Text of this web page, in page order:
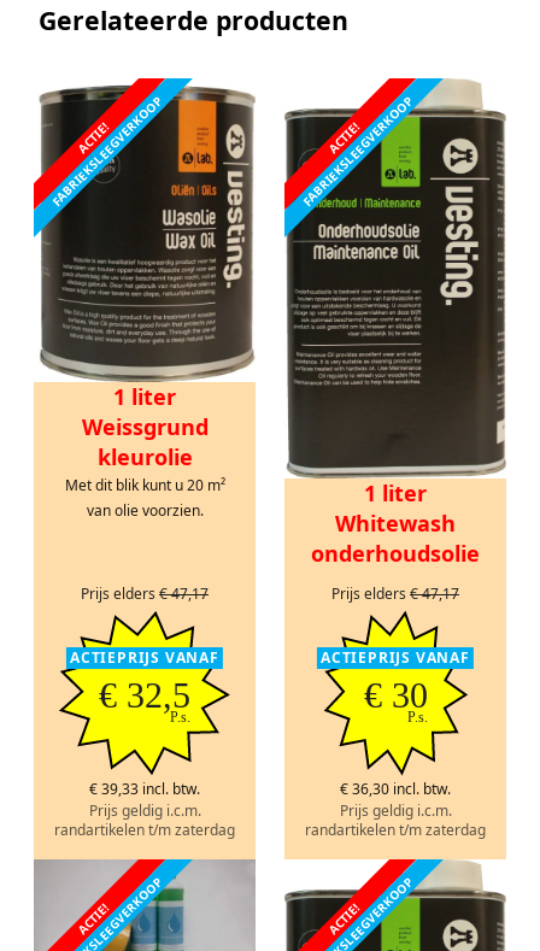
Gerelateerde producten
ACTIE!
FABRIEKSLEEGVERKOOP
1 liter
Weissgrund
kleurolie
Met dit blik kunt u 20 m²
van olie voorzien.
Prijs elders € 47,17
ACTIEPRIJS VANAF
€ 32,5
P.s.
€ 39,33 incl. btw.
Prijs geldig i.c.m.
randartikelen t/m zaterdag
ACTIE!
FABRIEKSLEEGVERKOOP
1 liter
Whitewash
onderhoudsolie
Prijs elders € 47,17
ACTIEPRIJS VANAF
€ 30
P.s.
€ 36,30 incl. btw.
Prijs geldig i.c.m.
randartikelen t/m zaterdag
ACTIE! ACTIE!